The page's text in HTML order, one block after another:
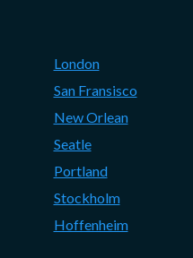
London
San Fransisco
New Orlean
Seatle
Portland
Stockholm
Hoffenheim